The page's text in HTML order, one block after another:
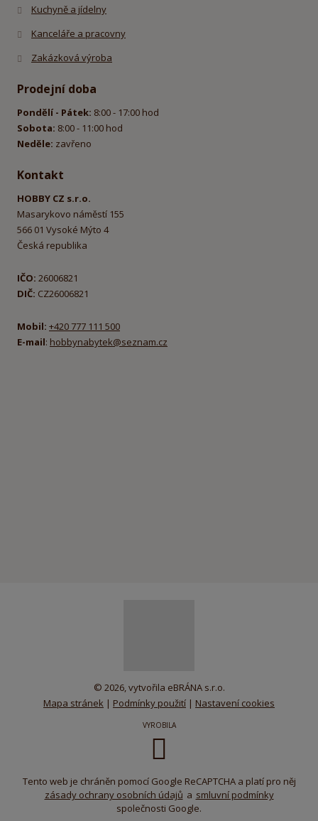
Kuchyně a jídelny
Kanceláře a pracovny
Zakázková výroba
Prodejní doba
Pondělí - Pátek: 8:00 - 17:00 hod
Sobota: 8:00 - 11:00 hod
Neděle: zavřeno
Kontakt
HOBBY CZ s.r.o.
Masarykovo náměstí 155
566 01 Vysoké Mýto 4
Česká republika
IČO: 26006821
DIČ: CZ26006821
Mobil: +420 777 111 500
E-mail: hobbynabytek@seznam.cz
© 2026, vytvořila eBRÁNA s.r.o.
Mapa stránek | Podmínky použití | Nastavení cookies
VYROBILA
Tento web je chráněn pomocí Google ReCAPTCHA a platí pro něj
zásady ochrany osobních údajů a smluvní podmínky
společnosti Google.